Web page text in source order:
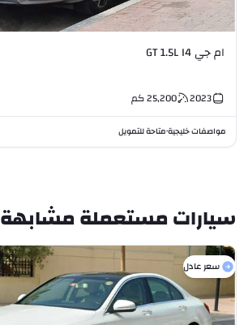
ام جي GT 1.5L I4
2023
25,200كم
مواصفات خليجية•متاحة للتمويل
سيارات مستعملة مشابهة
سعر عادل